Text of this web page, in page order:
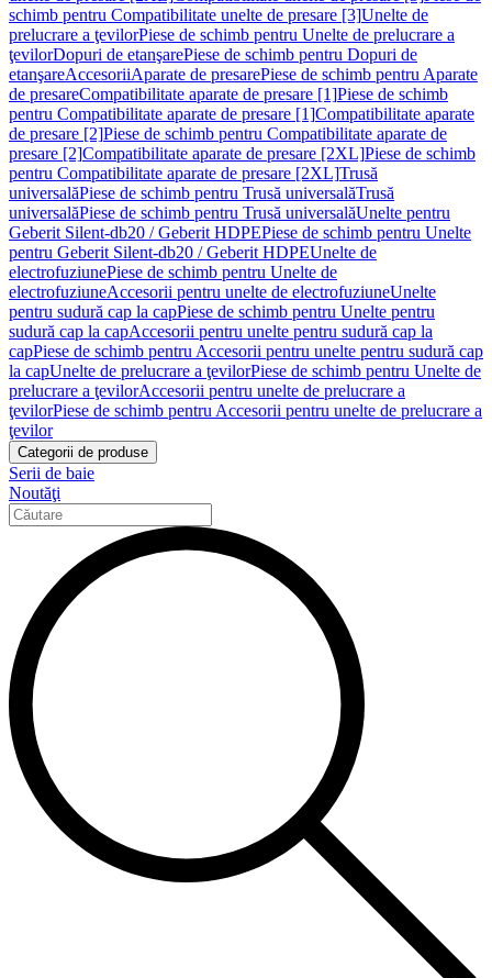
schimb pentru Compatibilitate unelte de presare [3]Unelte de
prelucrare a ţevilorPiese de schimb pentru Unelte de prelucrare a
ţevilorDopuri de etanşarePiese de schimb pentru Dopuri de
etanşareAccesoriiAparate de presarePiese de schimb pentru Aparate
de presareCompatibilitate aparate de presare [1]Piese de schimb
pentru Compatibilitate aparate de presare [1]Compatibilitate aparate
de presare [2]Piese de schimb pentru Compatibilitate aparate de
presare [2]Compatibilitate aparate de presare [2XL]Piese de schimb
pentru Compatibilitate aparate de presare [2XL]Trusă
universalăPiese de schimb pentru Trusă universalăTrusă
universalăPiese de schimb pentru Trusă universalăUnelte pentru
Geberit Silent-db20 / Geberit HDPEPiese de schimb pentru Unelte
pentru Geberit Silent-db20 / Geberit HDPEUnelte de
electrofuziunePiese de schimb pentru Unelte de
electrofuziuneAccesorii pentru unelte de electrofuziuneUnelte
pentru sudură cap la capPiese de schimb pentru Unelte pentru
sudură cap la capAccesorii pentru unelte pentru sudură cap la
capPiese de schimb pentru Accesorii pentru unelte pentru sudură cap
la capUnelte de prelucrare a ţevilorPiese de schimb pentru Unelte de
prelucrare a ţevilorAccesorii pentru unelte de prelucrare a
ţevilorPiese de schimb pentru Accesorii pentru unelte de prelucrare a
ţevilor
Categorii de produse
Serii de baie
Noutăţi